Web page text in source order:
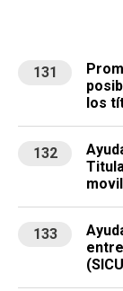
131
los
132
133